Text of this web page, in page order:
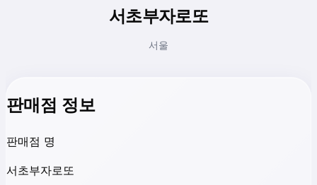
서초부자로또
서울
판매점 정보
판매점 명
서초부자로또